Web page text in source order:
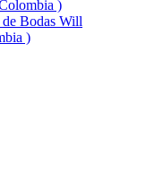
)
Bodas Will
)